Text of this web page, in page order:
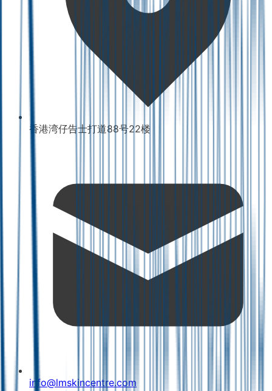
香港湾仔告士打道88号22楼
info@lmskincentre.com